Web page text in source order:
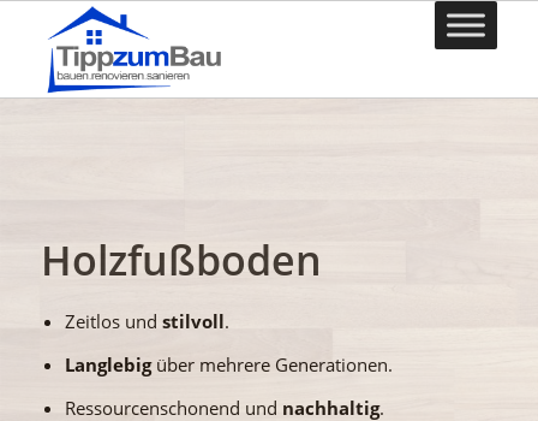
Holzfußboden
Zeitlos undstilvoll.
Langlebigüber mehrere Generationen.
Ressourcenschonend und nachhaltig.